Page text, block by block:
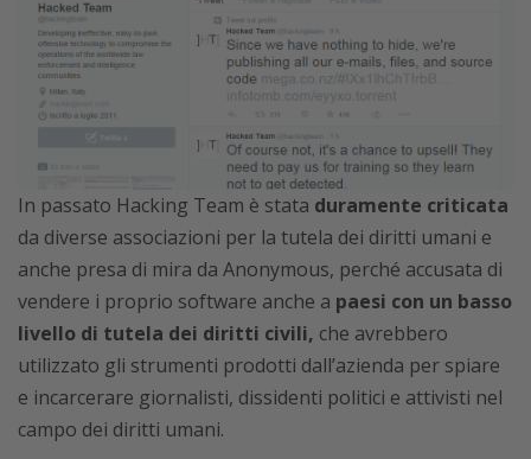
In passato Hacking Team è stata duramente criticata
da diverse associazioni per la tutela dei diritti umani e
anche presa di mira da Anonymous, perché accusata di
vendere i proprio software anche a paesi con un basso
livello di tutela dei diritti civili, che avrebbero
utilizzato gli strumenti prodotti dall’azienda per spiare
e incarcerare giornalisti, dissidenti politici e attivisti nel
campo dei diritti umani.